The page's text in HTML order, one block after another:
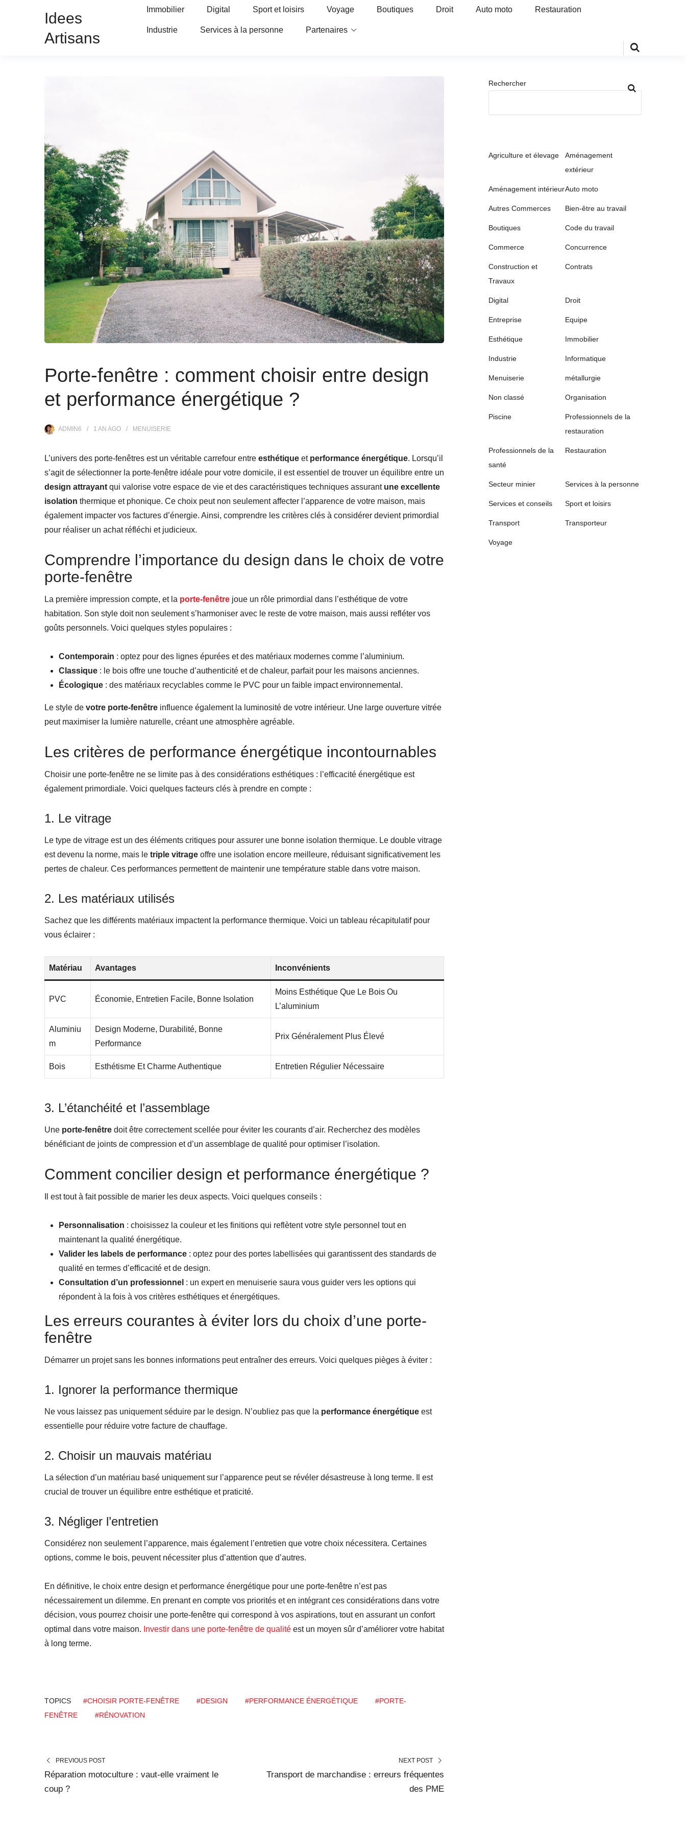
Idees
Artisans
Immobilier Digital Sport et loisirs Voyage Boutiques Droit Auto moto Restauration
Industrie Services à la personne Partenaires
Porte-fenêtre : comment choisir entre design
et performance énergétique ?
ADMIN6 1 AN AGO MENUISERIE
L’univers des porte-fenêtres est un véritable carrefour entre esthétique et performance énergétique. Lorsqu’il
s’agit de sélectionner la porte-fenêtre idéale pour votre domicile, il est essentiel de trouver un équilibre entre un
design attrayant qui valorise votre espace de vie et des caractéristiques techniques assurant une excellente
isolation thermique et phonique. Ce choix peut non seulement affecter l’apparence de votre maison, mais
également impacter vos factures d’énergie. Ainsi, comprendre les critères clés à considérer devient primordial
pour réaliser un achat réfléchi et judicieux.
Comprendre l’importance du design dans le choix de votre
porte-fenêtre
La première impression compte, et la porte-fenêtre joue un rôle primordial dans l’esthétique de votre
habitation. Son style doit non seulement s’harmoniser avec le reste de votre maison, mais aussi refléter vos
goûts personnels. Voici quelques styles populaires :
Contemporain : optez pour des lignes épurées et des matériaux modernes comme l’aluminium.
Classique : le bois offre une touche d’authenticité et de chaleur, parfait pour les maisons anciennes.
Écologique : des matériaux recyclables comme le PVC pour un faible impact environnemental.
Le style de votre porte-fenêtre influence également la luminosité de votre intérieur. Une large ouverture vitrée
peut maximiser la lumière naturelle, créant une atmosphère agréable.
Les critères de performance énergétique incontournables
Choisir une porte-fenêtre ne se limite pas à des considérations esthétiques : l’efficacité énergétique est
également primordiale. Voici quelques facteurs clés à prendre en compte :
1. Le vitrage
Le type de vitrage est un des éléments critiques pour assurer une bonne isolation thermique. Le double vitrage
est devenu la norme, mais le triple vitrage offre une isolation encore meilleure, réduisant significativement les
pertes de chaleur. Ces performances permettent de maintenir une température stable dans votre maison.
2. Les matériaux utilisés
Sachez que les différents matériaux impactent la performance thermique. Voici un tableau récapitulatif pour
vous éclairer :
Matériau Avantages Inconvénients
PVC Économie, Entretien Facile, Bonne Isolation
Moins Esthétique Que Le Bois Ou
L’aluminium
Aluminiu
M
Design Moderne, Durabilité, Bonne
Performance
Prix Généralement Plus Élevé
Bois Esthétisme Et Charme Authentique Entretien Régulier Nécessaire
3. L’étanchéité et l’assemblage
Une porte-fenêtre doit être correctement scellée pour éviter les courants d’air. Recherchez des modèles
bénéficiant de joints de compression et d’un assemblage de qualité pour optimiser l’isolation.
Comment concilier design et performance énergétique ?
Il est tout à fait possible de marier les deux aspects. Voici quelques conseils :
Personnalisation : choisissez la couleur et les finitions qui reflètent votre style personnel tout en
maintenant la qualité énergétique.
Valider les labels de performance : optez pour des portes labellisées qui garantissent des standards de
qualité en termes d’efficacité et de design.
Consultation d’un professionnel : un expert en menuiserie saura vous guider vers les options qui
répondent à la fois à vos critères esthétiques et énergétiques.
Les erreurs courantes à éviter lors du choix d’une porte-
fenêtre
Démarrer un projet sans les bonnes informations peut entraîner des erreurs. Voici quelques pièges à éviter :
1. Ignorer la performance thermique
Ne vous laissez pas uniquement séduire par le design. N’oubliez pas que la performance énergétique est
essentielle pour réduire votre facture de chauffage.
2. Choisir un mauvais matériau
La sélection d’un matériau basé uniquement sur l’apparence peut se révéler désastreuse à long terme. Il est
crucial de trouver un équilibre entre esthétique et praticité.
3. Négliger l’entretien
Considérez non seulement l’apparence, mais également l’entretien que votre choix nécessitera. Certaines
options, comme le bois, peuvent nécessiter plus d’attention que d’autres.
En définitive, le choix entre design et performance énergétique pour une porte-fenêtre n’est pas
nécessairement un dilemme. En prenant en compte vos priorités et en intégrant ces considérations dans votre
décision, vous pourrez choisir une porte-fenêtre qui correspond à vos aspirations, tout en assurant un confort
optimal dans votre maison. Investir dans une porte-fenêtre de qualité est un moyen sûr d’améliorer votre habitat
à long terme.
TOPICS #CHOISIR PORTE-FENÊTRE #DESIGN #PERFORMANCE ÉNERGÉTIQUE
#PORTE-
FENÊTRE
#RÉNOVATION
PREVIOUS POST
Réparation motoculture : vaut-elle vraiment le
coup ?
NEXT POST
Transport de marchandise : erreurs fréquentes
des PME
Rechercher
Agriculture et élevage
Aménagement
extérieur
Aménagement intérieurAuto moto
Autres Commerces Bien-être au travail
Boutiques Code du travail
Commerce Concurrence
Construction et
Travaux
Contrats
Digital Droit
Entreprise Equipe
Esthétique Immobilier
Industrie Informatique
Menuiserie métallurgie
Non classé Organisation
Piscine
Professionnels de la
restauration
Professionnels de la
santé
Restauration
Secteur minier Services à la personne
Services et conseils Sport et loisirs
Transport Transporteur
Voyage